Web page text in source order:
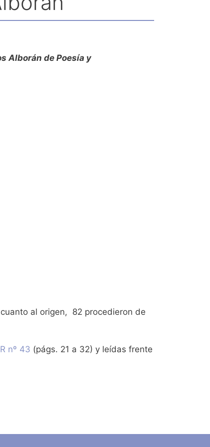
Alborán de Poesía y
al origen, 82 procedieron de
nº 43 (págs. 21 a 32) y leídas frente